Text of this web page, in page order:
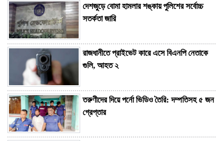
দেশজুড়ে বোমা হামলার শঙ্কায় পুলিশের সর্বোচ্চ
সতর্কতা জারি
রাজধানীতে প্রাইভেট কারে এসে বিএনপি নেতাকে
গুলি, আহত ২
তরুণীদের দিয়ে পর্নো ভিডিও তৈরি: দম্পতিসহ ৫ জন
গ্রেপ্তার